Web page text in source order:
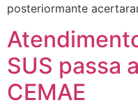
posteriormante
SUS passa
CEMAE